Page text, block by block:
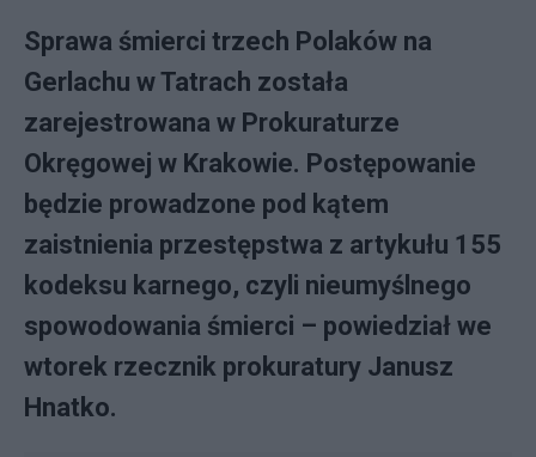
Sprawa śmierci trzech Polaków na
Gerlachu w Tatrach została
zarejestrowana w Prokuraturze
Okręgowej w Krakowie. Postępowanie
będzie prowadzone pod kątem
zaistnienia przestępstwa z artykułu 155
kodeksu karnego, czyli nieumyślnego
spowodowania śmierci – powiedział we
wtorek rzecznik prokuratury Janusz
Hnatko.